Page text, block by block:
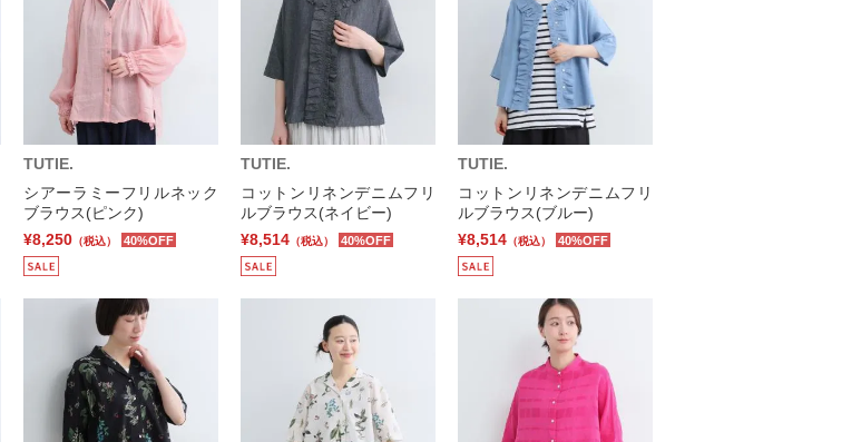
TUTIE.
シアーラミーフリルネック
ブラウス(ピンク)
¥8,250 （税込） 40%OFF
TUTIE.
コットンリネンデニムフリ
ルブラウス(ネイビー)
¥8,514 （税込） 40%OFF
TUTIE.
コットンリネンデニムフリ
ルブラウス(ブルー)
¥8,514 （税込） 40%OFF